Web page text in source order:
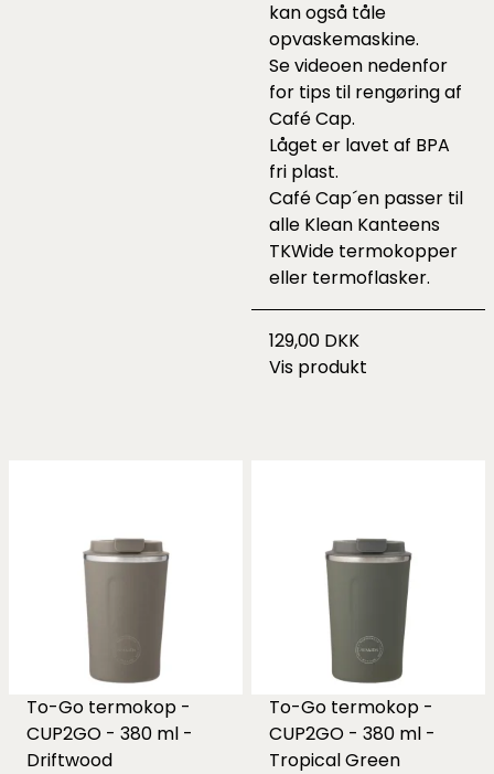
kan også tåle
opvaskemaskine.
Se videoen nedenfor
for tips til rengøring af
Café Cap.
Låget er lavet af BPA
fri plast.
Café Cap´en passer til
alle Klean Kanteens
TKWide termokopper
eller termoflasker.
129,00 DKK
Vis produkt
To-Go termokop -
CUP2GO - 380 ml -
Driftwood
To-Go termokop -
CUP2GO - 380 ml -
Tropical Green